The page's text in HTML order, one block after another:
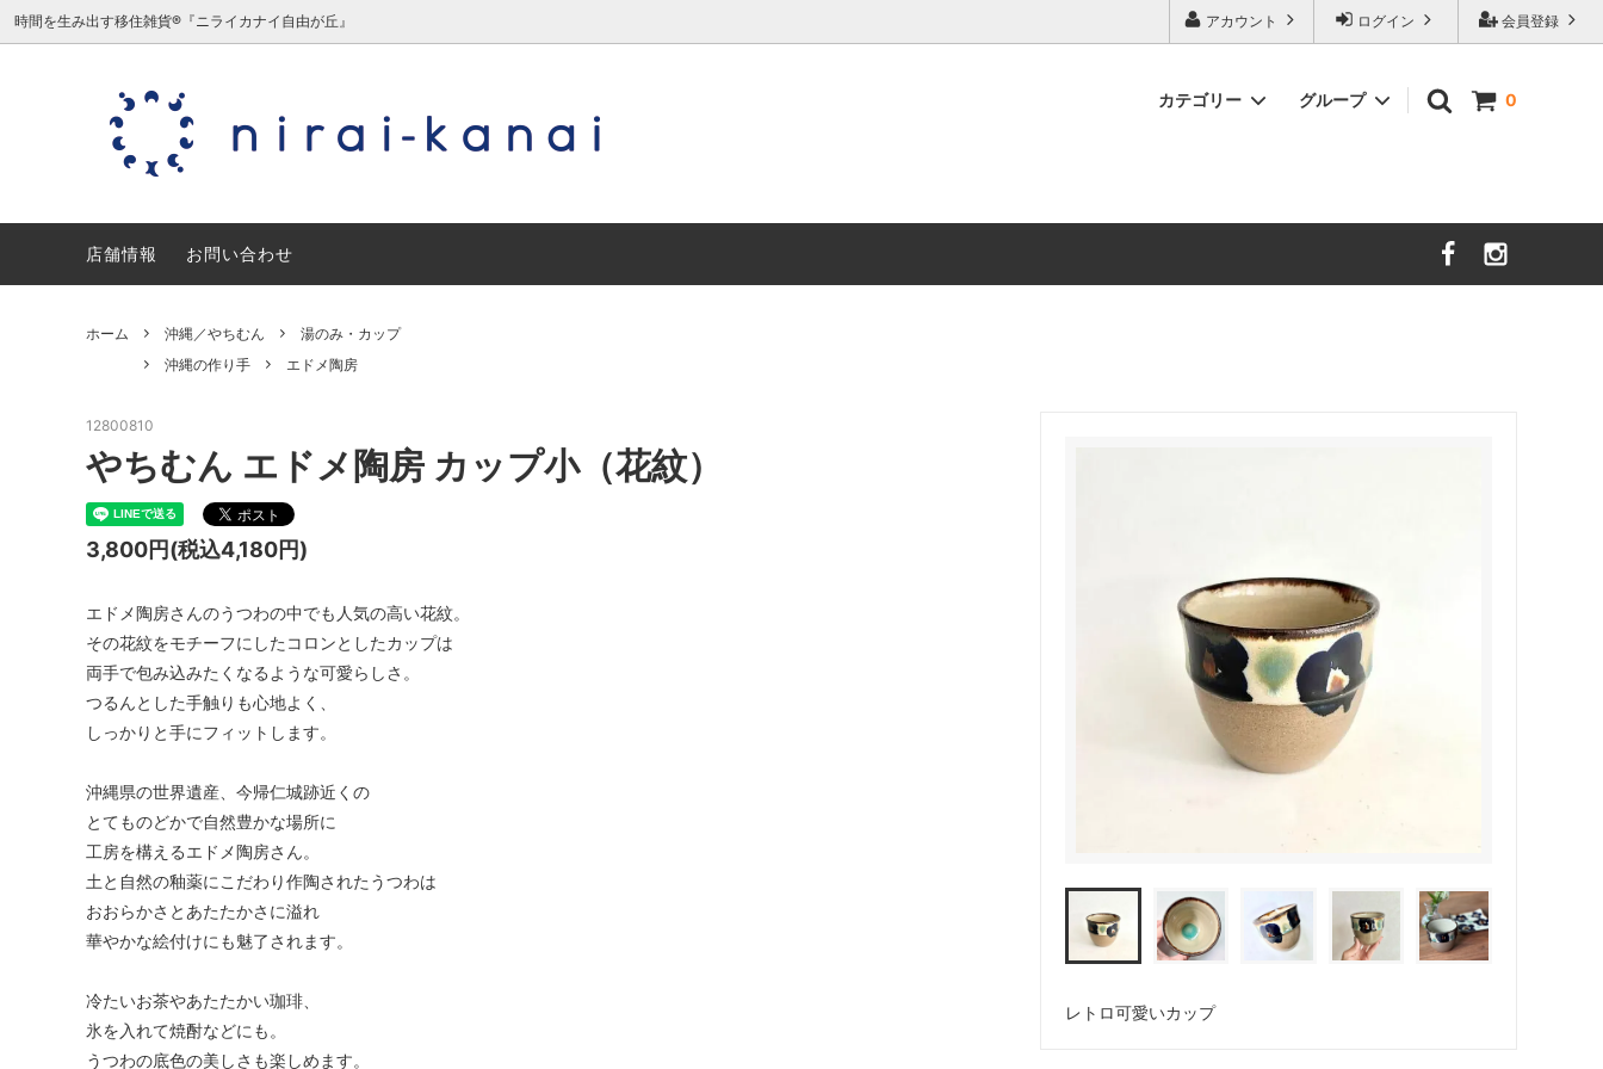
会員登録
ログイン
アカウント
時間を生み出す移住雑貨®『ニライカナイ自由が丘』
0
カテゴリー
沖縄／やちむん
ミニチュア/夏原由記子（旧三毛猫食
堂）
宮城／三輪田窯 兵庫／丹波焼 大分／小鹿田焼
グループ
沖縄の作り手
店舗情報 お問い合わせ
ホーム 沖縄／やちむん
湯のみ・カップ
沖縄の作り手
エドメ陶房
レトロ可愛いカップ
12800810
やちむん エドメ陶房 カップ小（花紋）
3,800円(税込4,180円)
エドメ陶房さんのうつわの中でも人気の高い花紋。
その花紋をモチーフにしたコロンとしたカップは
両手で包み込みたくなるような可愛らしさ。
つるんとした手触りも心地よく、
しっかりと手にフィットします。
沖縄県の世界遺産、今帰仁城跡近くの
とてものどかで自然豊かな場所に
工房を構えるエドメ陶房さん。
土と自然の釉薬にこだわり作陶されたうつわは
おおらかさとあたたかさに溢れ
華やかな絵付けにも魅了されます。
冷たいお茶やあたたかい珈琲、
氷を入れて焼酎などにも。
うつわの底色の美しさも楽しめます。